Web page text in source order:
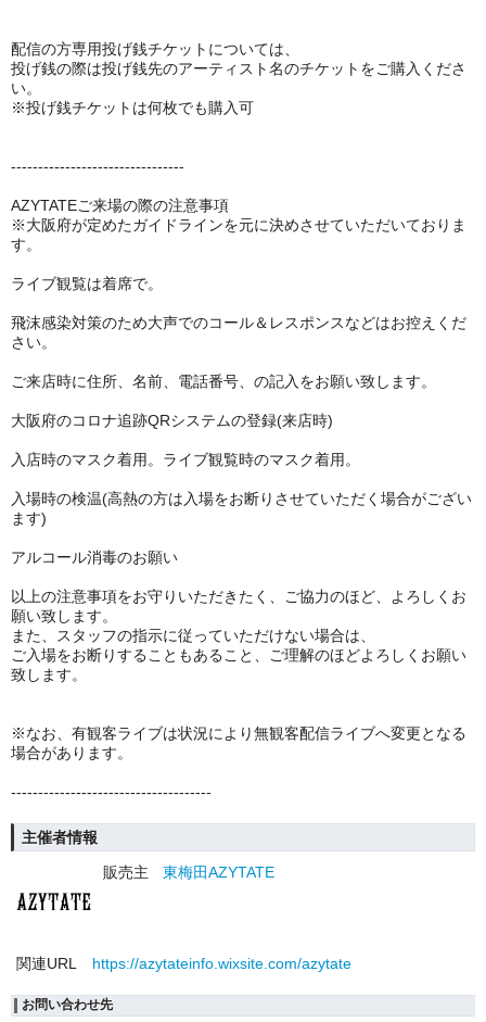
配信の方専用投げ銭チケットについては、
投げ銭の際は投げ銭先のアーティスト名のチケットをご購入くださ
い。
※投げ銭チケットは何枚でも購入可
--------------------------------
AZYTATEご来場の際の注意事項
※大阪府が定めたガイドラインを元に決めさせていただいておりま
す。
ライブ観覧は着席で。
飛沫感染対策のため大声でのコール＆レスポンスなどはお控えくだ
さい。
ご来店時に住所、名前、電話番号、の記入をお願い致します。
大阪府のコロナ追跡QRシステムの登録(来店時)
入店時のマスク着用。ライブ観覧時のマスク着用。
入場時の検温(高熱の方は入場をお断りさせていただく場合がござい
ます)
アルコール消毒のお願い
以上の注意事項をお守りいただきたく、ご協力のほど、よろしくお
願い致します。
また、スタッフの指示に従っていただけない場合は、
ご入場をお断りすることもあること、ご理解のほどよろしくお願い
致します。
※なお、有観客ライブは状況により無観客配信ライブへ変更となる
場合があります。
-------------------------------------
主催者情報
販売主
東梅田AZYTATE
関連URL https://azytateinfo.wixsite.com/azytate
お問い合わせ先